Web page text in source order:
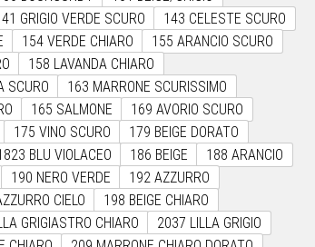
GRIGIO VERDE SCURO
143 CELESTE SCURO
154 VERDE CHIARO
155 ARANCIO SCURO
158 LAVANDA CHIARO
SCURO
163 MARRONE SCURISSIMO
165 SALMONE
169 AVORIO SCURO
175 VINO SCURO
179 BEIGE DORATO
BLU VIOLACEO 186 BEIGE
188 ARANCIO
190 NERO VERDE
192 AZZURRO
CIELO
198 BEIGE CHIARO
GRIGIASTRO CHIARO
2037 LILLA GRIGIO